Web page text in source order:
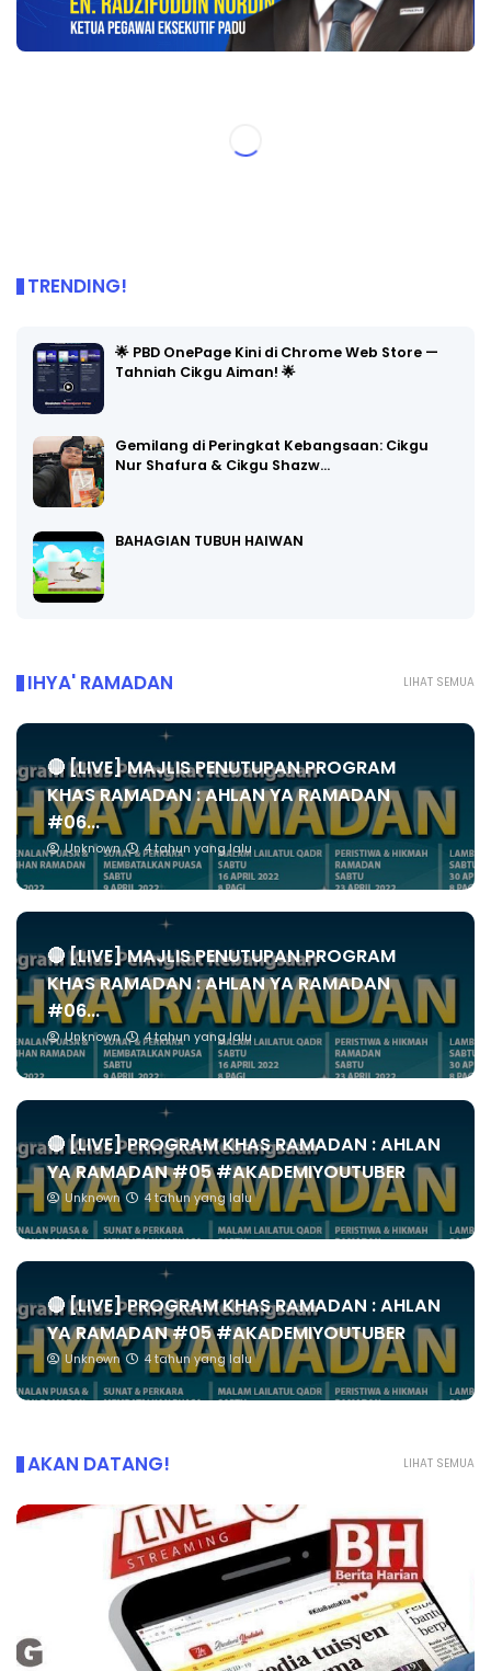
TRENDING!
🌟 PBD OnePage Kini di Chrome Web Store —
Tahniah Cikgu Aiman! 🌟
Gemilang di Peringkat Kebangsaan: Cikgu
Nur Shafura & Cikgu Shazw…
BAHAGIAN TUBUH HAIWAN
LIHAT SEMUA
IHYA' RAMADAN
🔴 [LIVE] MAJLIS PENUTUPAN PROGRAM
KHAS RAMADAN : AHLAN YA RAMADAN
#06...
Unknown 4 tahun yang lalu
🔴 [LIVE] MAJLIS PENUTUPAN PROGRAM
KHAS RAMADAN : AHLAN YA RAMADAN
#06...
Unknown 4 tahun yang lalu
🔴 [LIVE] PROGRAM KHAS RAMADAN : AHLAN
YA RAMADAN #05 #AKADEMIYOUTUBER
Unknown 4 tahun yang lalu
🔴 [LIVE] PROGRAM KHAS RAMADAN : AHLAN
YA RAMADAN #05 #AKADEMIYOUTUBER
Unknown 4 tahun yang lalu
LIHAT SEMUA
AKAN DATANG!